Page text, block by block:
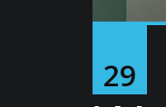
29